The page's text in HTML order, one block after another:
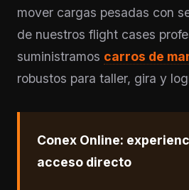
mover cargas pesadas con
de nuestros flight cases
suministramos carros de
robustos para taller, gira y
Conex Online:
acceso directo